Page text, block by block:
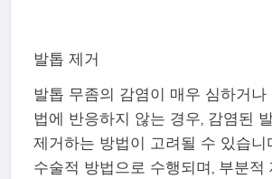
발톱 제거
발톱 무좀의 감염이 매우 심하거
법에 반응하지 않는 경우, 감염된
제거하는 방법이 고려될 수 있습니
수술적 방법으로 수행되며, 부분적